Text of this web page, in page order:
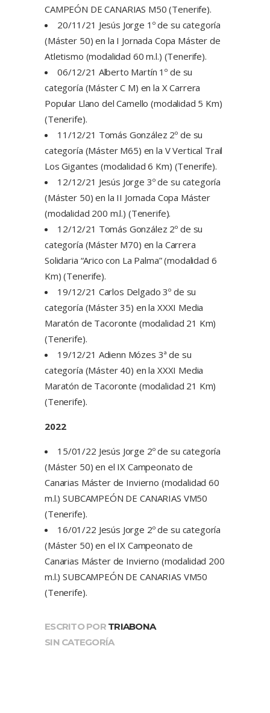
CAMPEÓN DE CANARIAS M50 (Tenerife).
20/11/21 Jesús Jorge 1º de su categoría
(Máster 50) en la I Jornada Copa Máster de
Atletismo (modalidad 60 m.l.) (Tenerife).
06/12/21 Alberto Martín 1º de su
categoría (Máster C M) en la X Carrera
Popular Llano del Camello (modalidad 5 Km)
(Tenerife).
11/12/21 Tomás González 2º de su
categoría (Máster M65) en la V Vertical Trail
Los Gigantes (modalidad 6 Km) (Tenerife).
12/12/21 Jesús Jorge 3º de su categoría
(Máster 50) en la II Jornada Copa Máster
(modalidad 200 m.l.) (Tenerife).
12/12/21 Tomás González 2º de su
categoría (Máster M70) en la Carrera
Solidaria “Arico con La Palma” (modalidad 6
Km) (Tenerife).
19/12/21 Carlos Delgado 3º de su
categoría (Máster 35) en la XXXI Media
Maratón de Tacoronte (modalidad 21 Km)
(Tenerife).
19/12/21 Adienn Mózes 3ª de su
categoría (Máster 40) en la XXXI Media
Maratón de Tacoronte (modalidad 21 Km)
(Tenerife).
2022
15/01/22 Jesús Jorge 2º de su categoría
(Máster 50) en el IX Campeonato de
Canarias Máster de Invierno (modalidad 60
m.l.) SUBCAMPEÓN DE CANARIAS VM50
(Tenerife).
16/01/22 Jesús Jorge 2º de su categoría
(Máster 50) en el IX Campeonato de
Canarias Máster de Invierno (modalidad 200
m.l.) SUBCAMPEÓN DE CANARIAS VM50
(Tenerife).
ESCRITO POR TRIABONA
SIN CATEGORÍA